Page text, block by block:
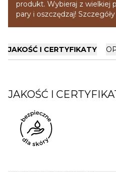
produkt. Wybieraj z wielkiej
pary i oszczędzaj!
JAKOŚĆ I CERTYFIKATY
JAKOŚĆ I